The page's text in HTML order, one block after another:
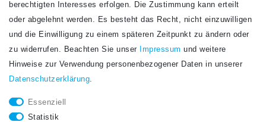
Newsletter
Honig
Hiermit bestätige ich, dass ich dieDaten­schutz­erklärunggelesen habe. Meine
berechtigten Interesses erfolgen. Die Zustimmung kann erteilt
oder abgelehnt werden. Es besteht das Recht, nicht einzuwilligen
und die Einwilligung zu einem späteren Zeitpunkt zu ändern oder
zu widerrufen. Beachten Sie unser
Impressum und weitere
Hinweise zur Verwendung personenbezogener Daten in unserer
Daten­schutz­erklärung.
Essenziell
Statistik